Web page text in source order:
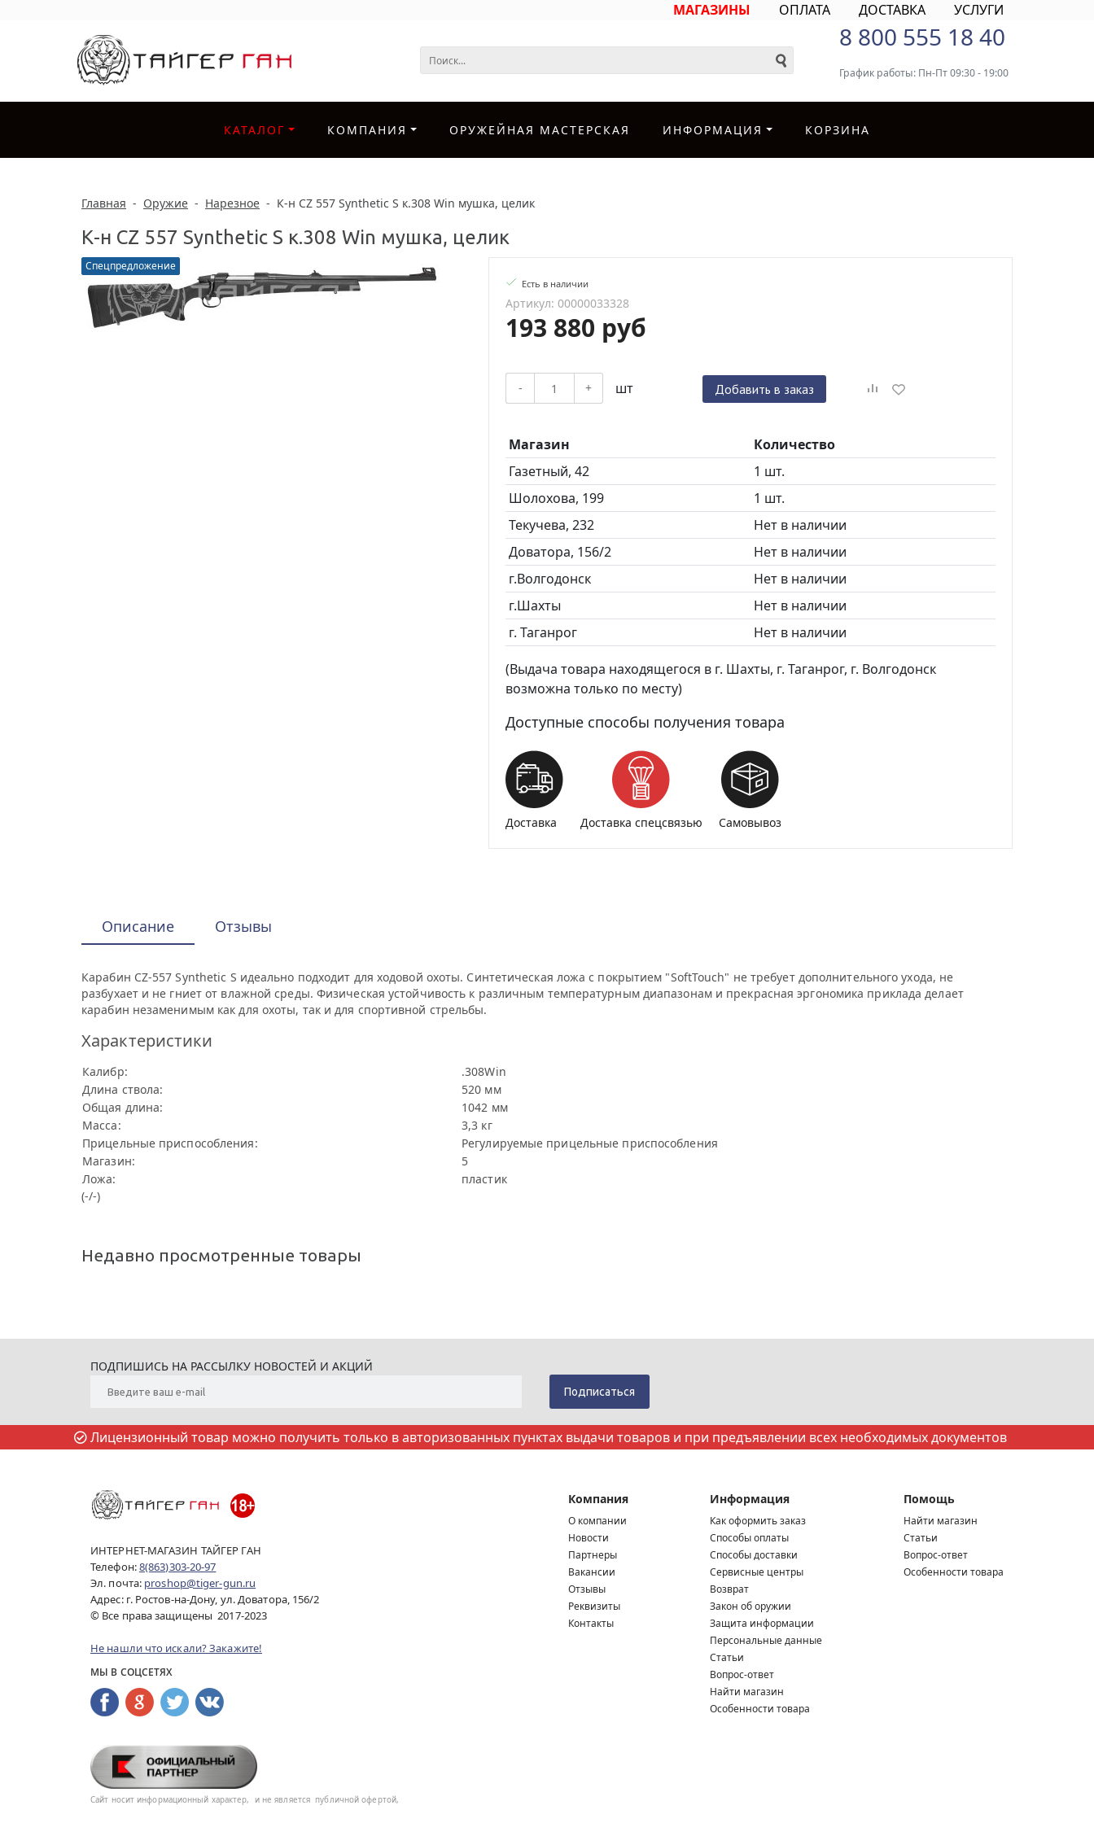
МАГАЗИНЫ ОПЛАТА ДОСТАВКА УСЛУГИ
8 800 555 18 40
График работы: Пн-Пт 09:30 - 19:00
КАТАЛОГ КОМПАНИЯ ОРУЖЕЙНАЯ МАСТЕРСКАЯ ИНФОРМАЦИЯ КОРЗИНА
Главная - Оружие - Нарезное - К-н CZ 557 Synthetic S к.308 Win мушка, целик
К-н CZ 557 Synthetic S к.308 Win мушка, целик
Спецпредложение
Есть в наличии
Артикул: 00000033328
193 880 руб
- + шт Добавить в заказ
Магазин
Количество
Газетный, 42
1 шт.
Шолохова, 199
1 шт.
Текучева, 232
Нет в наличии
Доватора, 156/2
Нет в наличии
г.Волгодонск
Нет в наличии
г.Шахты
Нет в наличии
г. Таганрог
Нет в наличии
(Выдача товара находящегося в г. Шахты, г. Таганрог, г. Волгодонск
возможна только по месту)
Доступные способы получения товара
Доставка Доставка спецсвязью Самовывоз
Описание Отзывы
Карабин CZ-557 Synthetic S идеально подходит для ходовой охоты. Синтетическая ложа с покрытием "SoftTouch" не требует дополнительного ухода, не
разбухает и не гниет от влажной среды. Физическая устойчивость к различным температурным диапазонам и прекрасная эргономика приклада делает
карабин незаменимым как для охоты, так и для спортивной стрельбы.
Характеристики
Калибр:
.308Win
Длина ствола:
520 мм
Общая длина:
1042 мм
Масса:
3,3 кг
Прицельные приспособления:
Регулируемые прицельные приспособления
Магазин:
5
Ложа:
пластик
(-/-)
Недавно просмотренные товары
ПОДПИШИСЬ НА РАССЫЛКУ НОВОСТЕЙ И АКЦИЙ
Лицензионный товар можно получить только в авторизованных пунктах выдачи товаров и при предъявлении всех необходимых документов
ИНТЕРНЕТ-МАГАЗИН ТАЙГЕР ГАН
Телефон:8(863)303-20-97
Эл. почта: proshop@tiger-gun.ru
Адрес: г. Ростов-на-Дону, ул. Доватора, 156/2
© Все права защищены 2017-2023
Не нашли что искали? Закажите!
МЫ В СОЦСЕТЯХ
Сайт носит информационный характер, и не является публичной офертой,
Компания
О компании
Новости
Партнеры
Вакансии
Отзывы
Реквизиты
Контакты
Информация
Как оформить заказ
Способы оплаты
Способы доставки
Сервисные центры
Возврат
Закон об оружии
Защита информации
Персональные данные
Статьи
Вопрос-ответ
Найти магазин
Особенности товара
Помощь
Найти магазин
Статьи
Вопрос-ответ
Особенности товара